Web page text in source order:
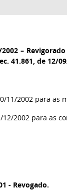
–
41.861, de 12/
11/2002 para as
12/2002 para as
- Revogado.